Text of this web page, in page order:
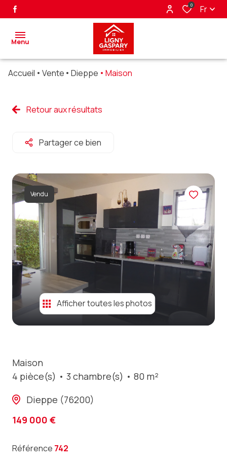
0 Fr
Menu
ventes
vendus
partenaires
alerte
e-mail
contact
Accueil Vente Dieppe Maison
Retour aux résultats
Partager ce bien
Vendu
Afficher toutes les photos
Maison
4 pièce(s)
3 chambre(s)
80 m²
Dieppe (76200)
149 000 €
Référence 742